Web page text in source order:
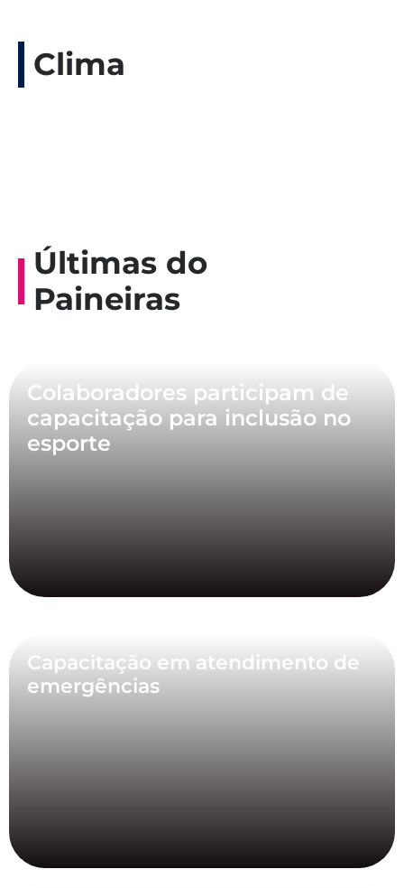
Clima
Últimas do
Paineiras
Colaboradores participam de
capacitação para inclusão no
esporte
Capacitação em atendimento de
emergências